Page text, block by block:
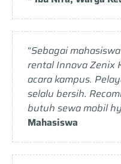
“Sebagai
rental Innova Zenix
acara kampus.
selalu bersih.
butuh sewa mobil
Mahasiswa